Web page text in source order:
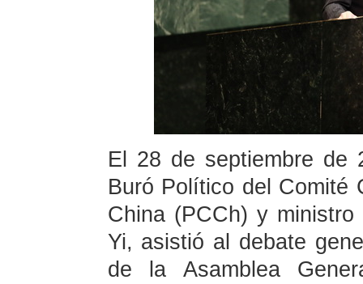
El 28 de septiembre de
Buró Político del Comité
China (PCCh) y
Yi, asistió al debate
de la Asamblea